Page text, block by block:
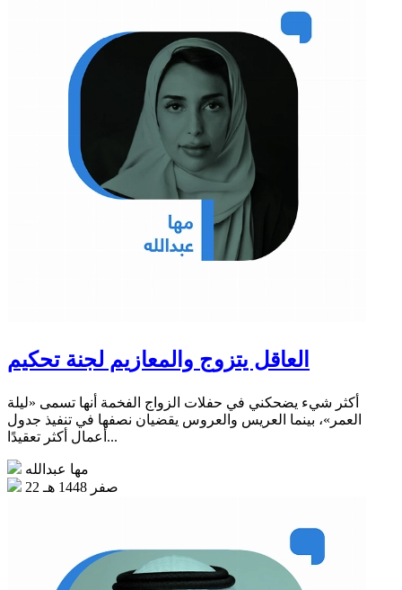
العاقل يتزوج والمعازيم لجنة تحكيم
أكثر شيء يضحكني في حفلات الزواج الفخمة أنها تسمى «ليلة
العمر»، بينما العريس والعروس يقضيان نصفها في تنفيذ جدول
أعمال أكثر تعقيدًا...
مها عبدالله
22 صفر 1448 هـ